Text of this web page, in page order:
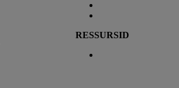
RESSURSID